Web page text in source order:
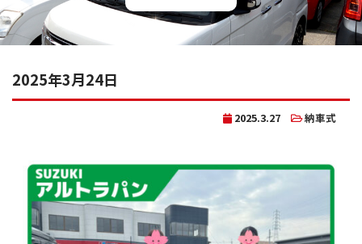
2025年3月24日
2025.3.27 納車式